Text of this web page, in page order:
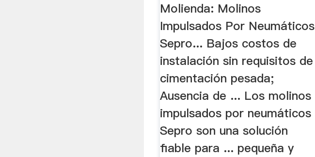
Molienda: Molinos
Impulsados Por Neumáticos
Sepro... Bajos costos de
instalación sin requisitos de
cimentación pesada;
Ausencia de ... Los molinos
impulsados por neumáticos
Sepro son una solución
fiable para ... pequeña y